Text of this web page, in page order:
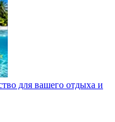
для вашего отдыха и